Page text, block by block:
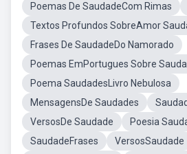
Poemas De SaudadeCom Rimas
Textos Profundos SobreAmor
Frases De SaudadeDo Namorado
Poemas EmPortugues Sobre
Poema SaudadesLivro Nebulosa
MensagensDe Saudades
VersosDe Saudade
Poesia
SaudadeFrases
VersosSaudade